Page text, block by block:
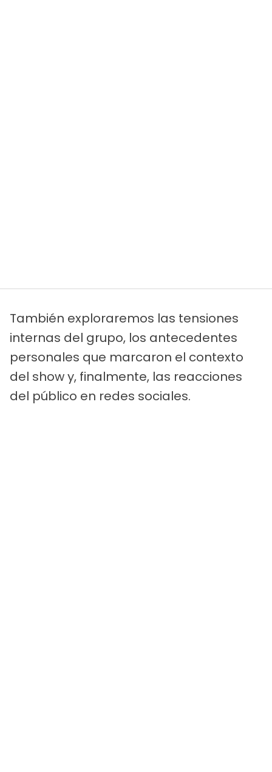
También exploraremos las tensiones
internas del grupo, los antecedentes
personales que marcaron el contexto
del show y, finalmente, las reacciones
del público en redes sociales.